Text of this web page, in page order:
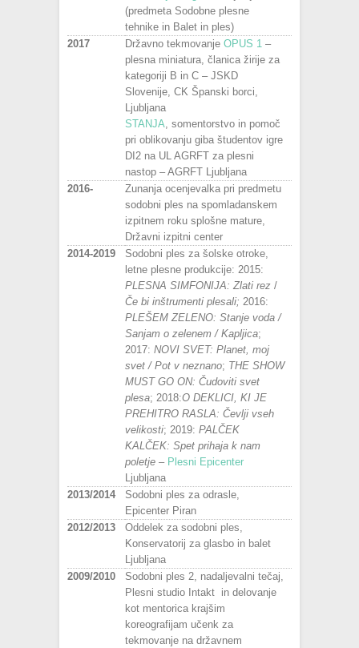
(predmeta Sodobne plesne
tehnike in Balet in ples)
2017
Državno tekmovanje OPUS 1 –
plesna miniatura, članica žirije za
kategoriji B in C – JSKD
Slovenije, CK Španski borci,
Ljubljana
STANJA, somentorstvo in pomoč
pri oblikovanju giba študentov igre
DI2 na UL AGRFT za plesni
nastop – AGRFT Ljubljana
2016-
Zunanja ocenjevalka pri predmetu
sodobni ples na spomladanskem
izpitnem roku splošne mature,
Državni izpitni center
2014-2019
Sodobni ples za šolske otroke,
letne plesne produkcije: 2015:
PLESNA SIMFONIJA: Zlati rez /
Če bi inštrumenti plesali; 2016:
PLEŠEM ZELENO: Stanje voda /
Sanjam o zelenem / Kapljica;
2017: NOVI SVET: Planet, moj
svet / Pot v neznano; THE SHOW
MUST GO ON: Čudoviti svet
plesa; 2018:O DEKLICI, KI JE
PREHITRO RASLA: Čevlji vseh
velikosti; 2019: PALČEK
KALČEK: Spet prihaja k nam
poletje – Plesni Epicenter
Ljubljana
2013/2014
Sodobni ples za odrasle,
Epicenter Piran
2012/2013
Oddelek za sodobni ples,
Konservatorij za glasbo in balet
Ljubljana
2009/2010
Sodobni ples 2, nadaljevalni tečaj,
Plesni studio Intakt in delovanje
kot mentorica krajšim
koreografijam učenk za
tekmovanje na državnem